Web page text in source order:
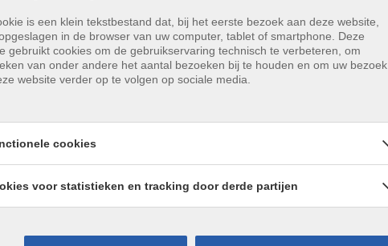
kelder.
woning binnen de vooropgestelde
vinden). De prijs van deze woning bedraagt een
zelf kan gebeuren of door de verkoper.
glazen balustrade terras, voegwerk gevel, buizen
bereiken!
is een klein tekstbestand dat, bij het eerste bezoek aan deze website,
in de browser van uw computer, tablet of smartphone. Deze
gebruikt cookies om de gebruikservaring technisch te verbeteren, om
van onder andere het aantal bezoeken bij te houden en om uw bezoek
website verder op te volgen op sociale media.
cookies
voor statistieken en tracking door derde partijen